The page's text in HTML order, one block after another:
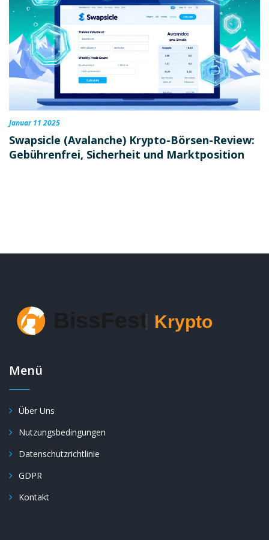
Januar 11 2025
Swapsicle (Avalanche) Krypto-Börsen-Review:
Gebührenfrei, Sicherheit und Marktposition
Menü
Über Uns
Nutzungsbedingungen
Datenschutzrichtlinie
GDPR
Kontakt